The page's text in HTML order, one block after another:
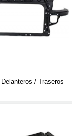
Delanteros / Traseros